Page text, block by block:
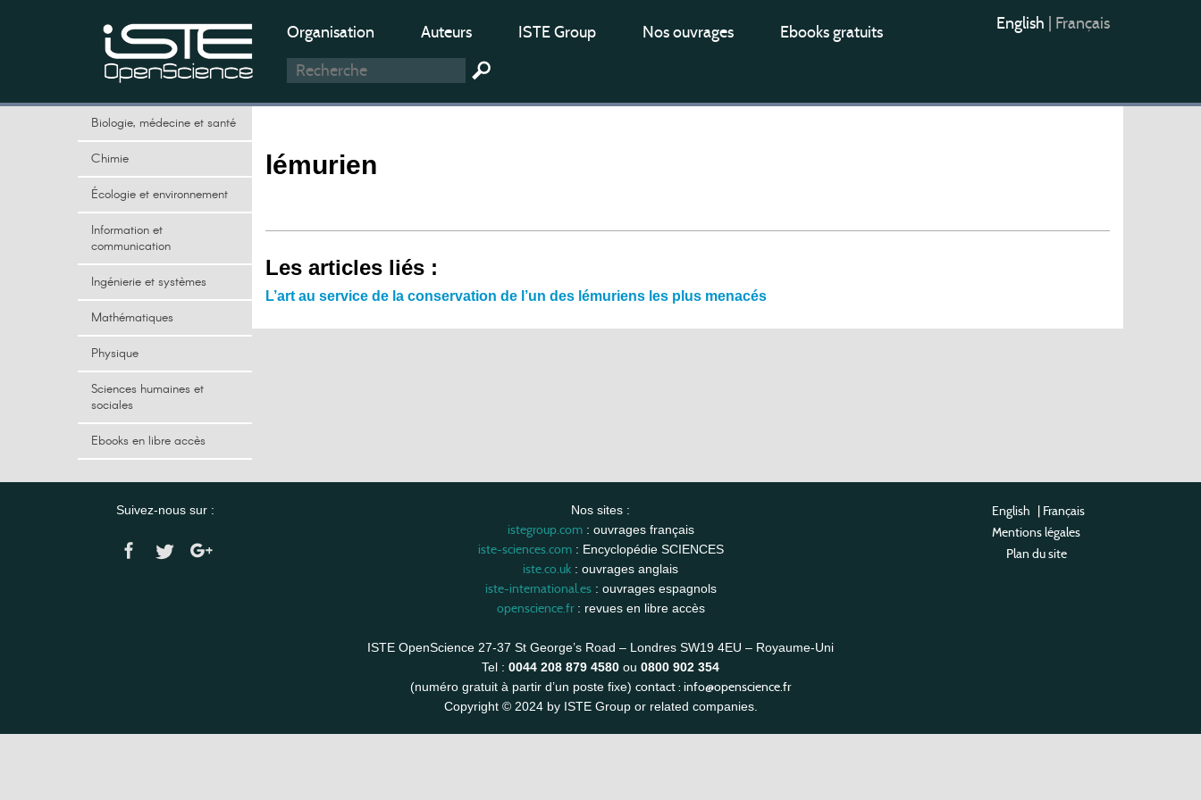
Organisation Auteurs ISTE Group Nos ouvrages Ebooks gratuits English Français
Biologie, médecine et santé
Chimie
Écologie et environnement
Information et
communication
Ingénierie et systèmes
Mathématiques
Physique
Sciences humaines et
sociales
Ebooks en libre accès
lémurien
Les articles liés :
L’art au service de la conservation de l’un des lémuriens les plus menacés
Suivez-nous sur : Nos sites :
istegroup.com: ouvrages français
iste-sciences.com: Encyclopédie SCIENCES
iste.co.uk : ouvrages anglais
iste-international.es: ouvrages espagnols
openscience.fr: revues en libre accès
ISTE OpenScience 27-37 St George’s Road – Londres SW19 4EU – Royaume-Uni
Tel : 0044 208 879 4580 ou 0800 902 354
(numéro gratuit à partir d’un poste fixe) contact : info@openscience.fr
Copyright © 2024 by ISTE Group or related companies.
English | Français
Mentions légales
Plan du site